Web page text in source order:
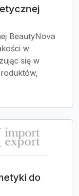
BeautyNova
w
się w
do